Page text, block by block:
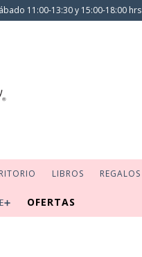
11:00-13:30 y 15:00-18:00 hrs
LIBROS REGALOS
OFERTAS